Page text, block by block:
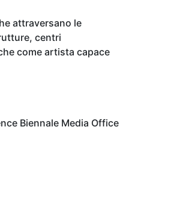
attraversano le
centri
come artista capace
Biennale Media Office